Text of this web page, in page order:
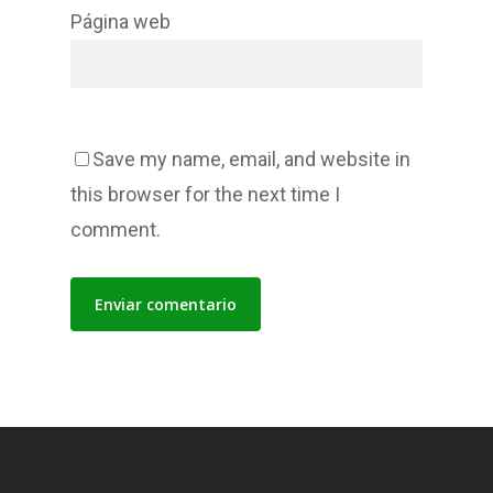
Página web
Save my name, email, and website in
this browser for the next time I
comment.